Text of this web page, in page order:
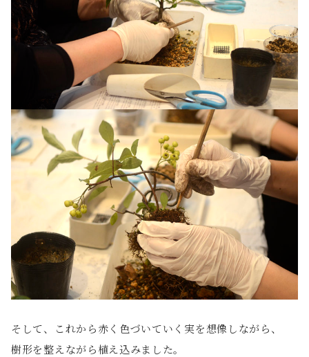
そして、これから赤く色づいていく実を想像しながら、
樹形を整えながら植え込みました。